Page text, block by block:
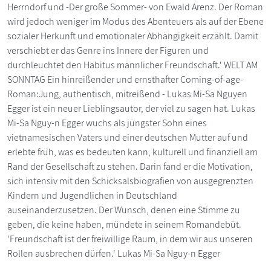
Herrndorf und -Der große Sommer- von Ewald Arenz. Der Roman
wird jedoch weniger im Modus des Abenteuers als auf der Ebene
sozialer Herkunft und emotionaler Abhängigkeit erzählt. Damit
verschiebt er das Genre ins Innere der Figuren und
durchleuchtet den Habitus männlicher Freundschaft.' WELT AM
SONNTAG Ein hinreißender und ernsthafter Coming-of-age-
Roman:Jung, authentisch, mitreißend - Lukas Mi-Sa Nguyen
Egger ist ein neuer Lieblingsautor, der viel zu sagen hat. Lukas
Mi-Sa Nguy-n Egger wuchs als jüngster Sohn eines
vietnamesischen Vaters und einer deutschen Mutter auf und
erlebte früh, was es bedeuten kann, kulturell und finanziell am
Rand der Gesellschaft zu stehen. Darin fand er die Motivation,
sich intensiv mit den Schicksalsbiografien von ausgegrenzten
Kindern und Jugendlichen in Deutschland
auseinanderzusetzen. Der Wunsch, denen eine Stimme zu
geben, die keine haben, mündete in seinem Romandebüt.
'Freundschaft ist der freiwillige Raum, in dem wir aus unseren
Rollen ausbrechen dürfen.' Lukas Mi-Sa Nguy-n Egger